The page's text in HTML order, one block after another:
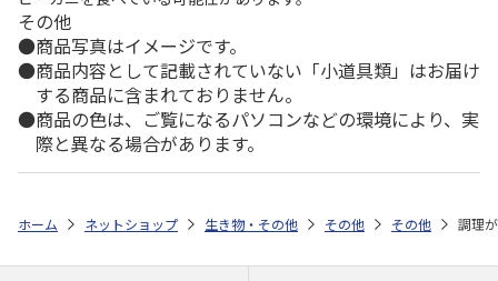
その他
商品写真はイメージです。
商品内容として記載されていない「小道具類」はお届け
する商品に含まれておりません。
商品の色は、ご覧になるパソコンなどの環境により、実
際と異なる場合があります。
ホーム ネットショップ 生き物・その他 その他 その他 調理